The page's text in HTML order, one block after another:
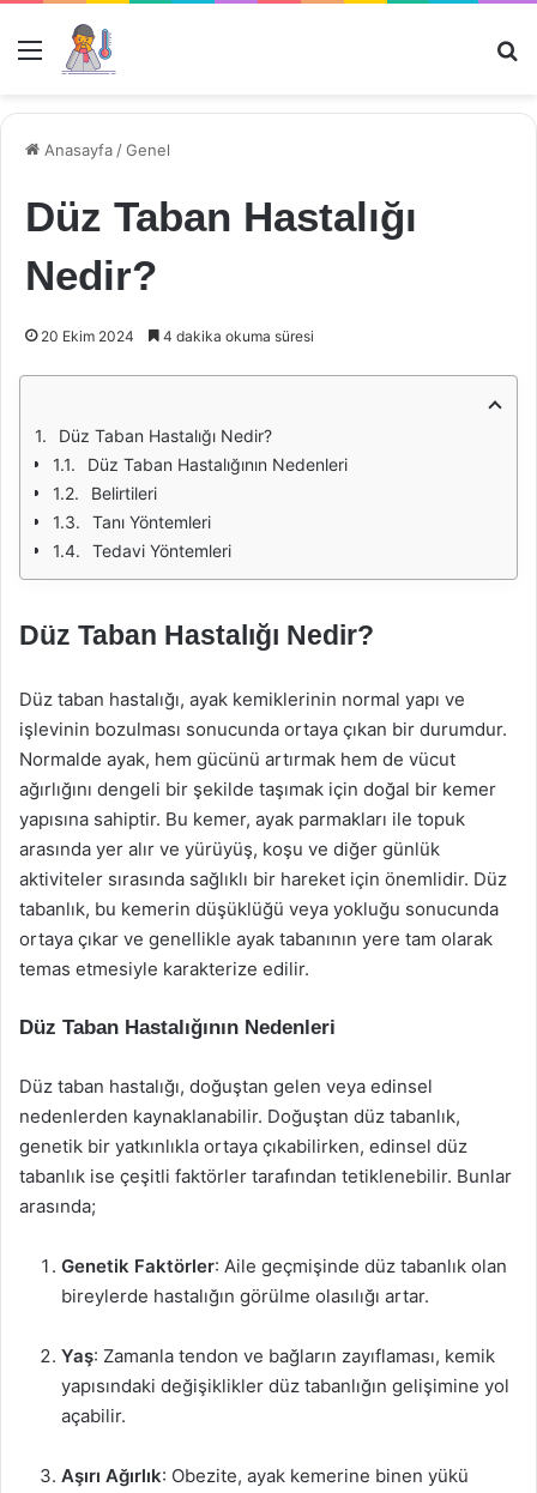
Menü
Anasayfa /Genel
Düz Taban Hastalığı
Nedir?
20 Ekim 2024 4 dakika okuma süresi
Düz Taban Hastalığı Nedir?
Düz Taban Hastalığının Nedenleri
Belirtileri
Tanı Yöntemleri
Tedavi Yöntemleri
Düz Taban Hastalığı Nedir?
Düz taban hastalığı, ayak kemiklerinin normal yapı ve
işlevinin bozulması sonucunda ortaya çıkan bir durumdur.
Normalde ayak, hem gücünü artırmak hem de vücut
ağırlığını dengeli bir şekilde taşımak için doğal bir kemer
yapısına sahiptir. Bu kemer, ayak parmakları ile topuk
arasında yer alır ve yürüyüş, koşu ve diğer günlük
aktiviteler sırasında sağlıklı bir hareket için önemlidir. Düz
tabanlık, bu kemerin düşüklüğü veya yokluğu sonucunda
ortaya çıkar ve genellikle ayak tabanının yere tam olarak
temas etmesiyle karakterize edilir.
Düz Taban Hastalığının Nedenleri
Düz taban hastalığı, doğuştan gelen veya edinsel
nedenlerden kaynaklanabilir. Doğuştan düz tabanlık,
genetik bir yatkınlıkla ortaya çıkabilirken, edinsel düz
tabanlık ise çeşitli faktörler tarafından tetiklenebilir. Bunlar
arasında;
Genetik Faktörler: Aile geçmişinde düz tabanlık olan
bireylerde hastalığın görülme olasılığı artar.
Yaş: Zamanla tendon ve bağların zayıflaması, kemik
yapısındaki değişiklikler düz tabanlığın gelişimine yol
açabilir.
Aşırı Ağırlık: Obezite, ayak kemerine binen yükü